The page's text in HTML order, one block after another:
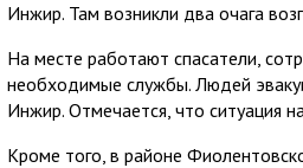
Инжир. Там возникли два очага
На месте работают спасатели,
необходимые службы. Людей
Инжир. Отмечается, что ситуация
Кроме того, в районе